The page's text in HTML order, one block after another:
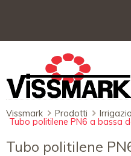
Vissmark Prodotti
Tubo politilene PN6 a bassa
Tubo politilene